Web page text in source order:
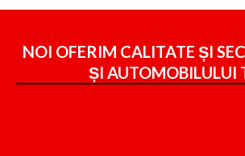
NOI OFERIM CALITATE ȘI
ȘI AUTOMOBILULUI